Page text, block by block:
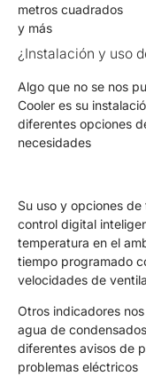
metros cuadrados
y más
¿Instalación y uso
Algo que no se nos
Cooler es su
diferentes opciones
necesidades
Su uso y opciones
control digital
temperatura en el
tiempo programado
velocidades de
Otros indicadores
agua de
diferentes avisos de
problemas eléctricos